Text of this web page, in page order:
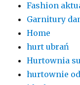
Fashion
Garnitury
Home
hurt ubrań
Hurtownia
hurtownie